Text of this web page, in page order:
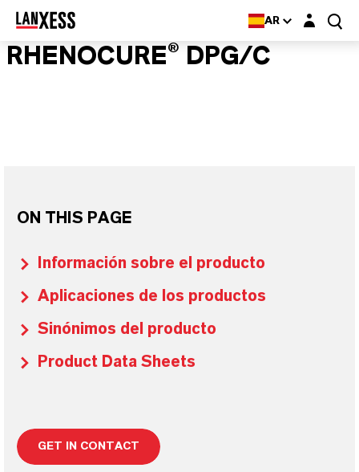
AR Login layer
RHENOCURE® DPG/C
ON THIS PAGE
Información sobre el producto
Aplicaciones de los productos
Sinónimos del producto
Product Data Sheets
GET IN CONTACT